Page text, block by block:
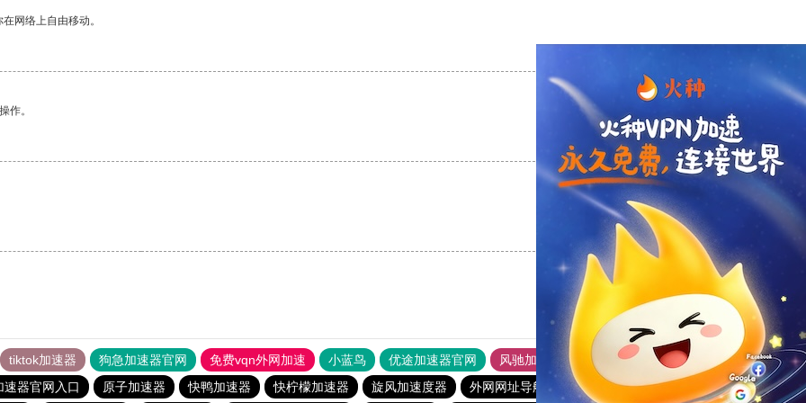
网络上自由移动。
作。
支持 [0] 反对 [0]
支持
tiktok加速器 狗急加速器官网 免费vqn外网加速 小蓝鸟 优途加速器官网 风驰加速器
旋风加速器
速器官网入口
原子加速器 快鸭加速器 快柠檬加速器 旋风加速度器 外网网址导航 软件中心 雷霆加速 狂飙加速器